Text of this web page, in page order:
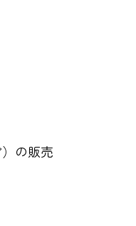
の販売